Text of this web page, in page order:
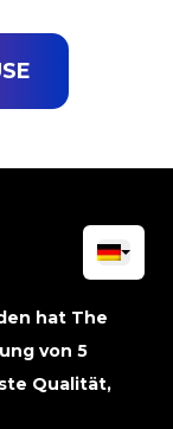
hat The
von 5
Qualität,